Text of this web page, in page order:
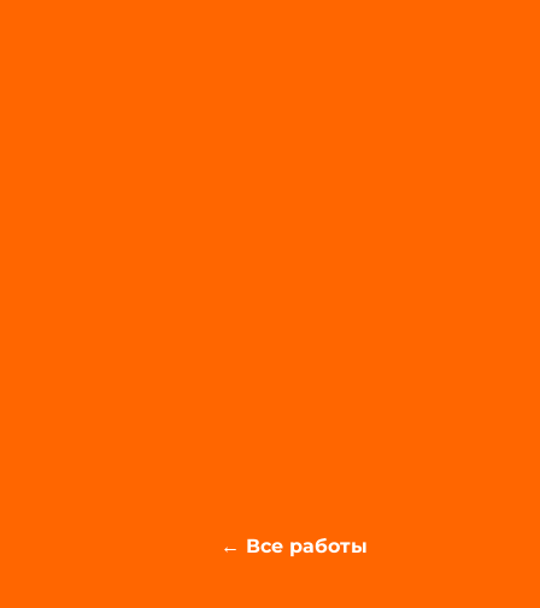
← Все работы